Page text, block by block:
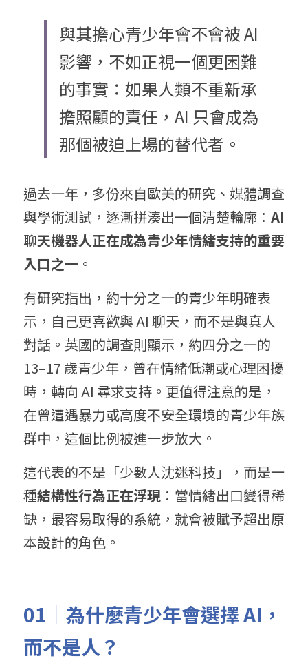
與其擔心青少年會不會被 AI
影響，不如正視一個更困難
的事實：如果人類不重新承
擔照顧的責任，AI 只會成為
那個被迫上場的替代者。
過去一年，多份來自歐美的研究、媒體調查
與學術測試，逐漸拼湊出一個清楚輪廓：
聊天機器人正在成為青少年情緒支持的重要
入口之一 。
有研究指出，約十分之一的青少年明確表
示，自己更喜歡與 AI 聊天，而不是與真人
對話。英國的調查則顯示，約四分之一的
13–17 歲青少年，曾在情緒低潮或心理困擾
時，轉向 AI 尋求支持。更值得注意的是，
在曾遭遇暴力或高度不安全環境的青少年族
群中，這個比例被進一步放大。
這代表的不是「少數人沈迷科技」，而是一
種結構性行為正在浮現 ：當情緒出口變得稀
缺，最容易取得的系統，就會被賦予超出原
本設計的角色。
01 ｜為什麼青少年會選擇 AI ，
而不是人？